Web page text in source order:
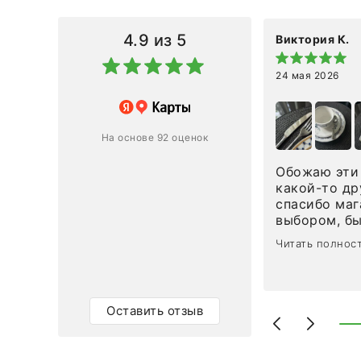
4.9 из 5
На основе 92 оценок
Оставить отзыв
магазину за оперативную
приехал ко мне целым и
Виктория К.
24 мая 2026
Обожаю эти
какой-то
спасибо
выбором,
сервисом.
чайные
доставили
торжеству.
Читать